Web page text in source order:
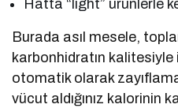
Hatta “light” ürünlerle
Burada asıl mesele,
karbonhidratın
otomatik olarak
vücut aldığınız kalorinin